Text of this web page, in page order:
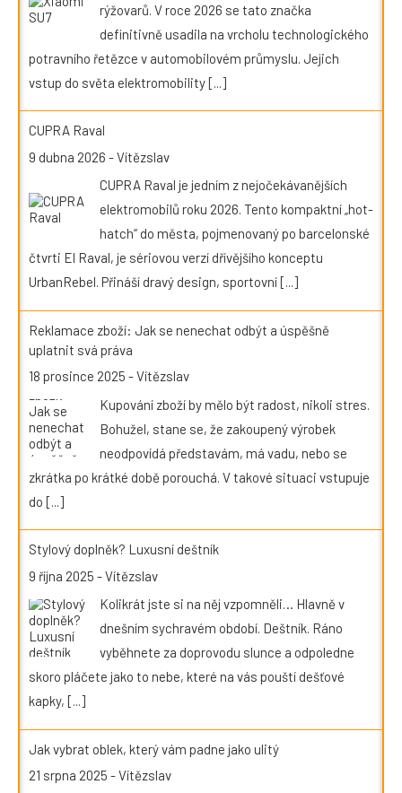
rýžovarů. V roce 2026 se tato značka
definitivně usadila na vrcholu technologického
potravního řetězce v automobilovém průmyslu. Jejich
vstup do světa elektromobility[...]
CUPRA Raval
9 dubna 2026 -Vítězslav
CUPRA Raval je jedním z nejočekávanějších
elektromobilů roku 2026. Tento kompaktní „hot-
hatch“ do města, pojmenovaný po barcelonské
čtvrti El Raval, je sériovou verzí dřívějšího konceptu
UrbanRebel. Přináší dravý design, sportovní [...]
Reklamace zboží: Jak se nenechat odbýt a úspěšně
uplatnit svá práva
18 prosince 2025 -Vítězslav
Kupování zboží by mělo být radost, nikoli stres.
Bohužel, stane se, že zakoupený výrobek
neodpovídá představám, má vadu, nebo se
zkrátka po krátké době porouchá. V takové situaci vstupuje
do [...]
Stylový doplněk? Luxusní deštník
9 října 2025 -Vítězslav
Kolikrát jste si na něj vzpomněli… Hlavně v
dnešním sychravém období. Deštník. Ráno
vyběhnete za doprovodu slunce a odpoledne
skoro pláčete jako to nebe, které na vás pouští dešťové
kapky, [...]
Jak vybrat oblek, který vám padne jako ulitý
21 srpna 2025 -Vítězslav